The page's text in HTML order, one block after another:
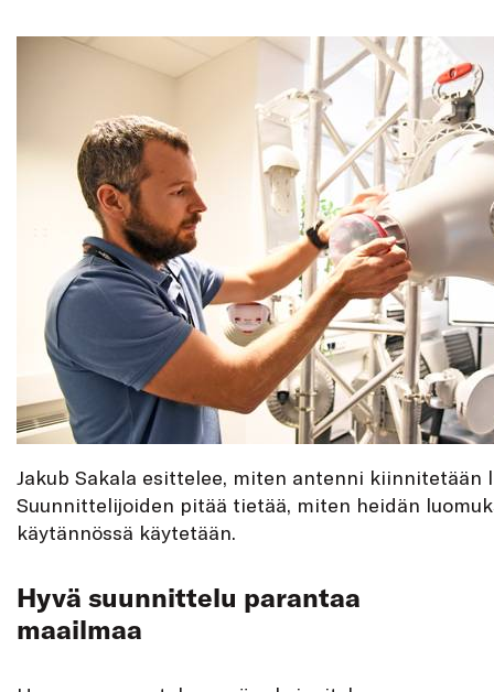
Jakub Sakala esittelee, miten antenni kiinnitetään
Suunnittelijoiden pitää tietää, miten heidän
käytännössä käytetään.
Hyvä suunnittelu parantaa
maailmaa